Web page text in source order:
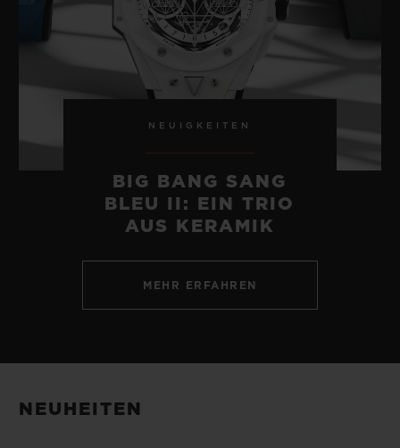
NEUIGKEITEN
BIG BANG SANG
BLEU II: EIN TRIO
AUS KERAMIK
MEHR ERFAHREN
NEUHEITEN